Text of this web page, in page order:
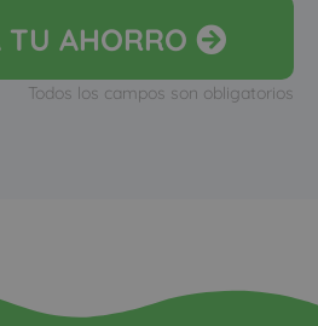
TU AHORRO
Todos los campos son obligatorios